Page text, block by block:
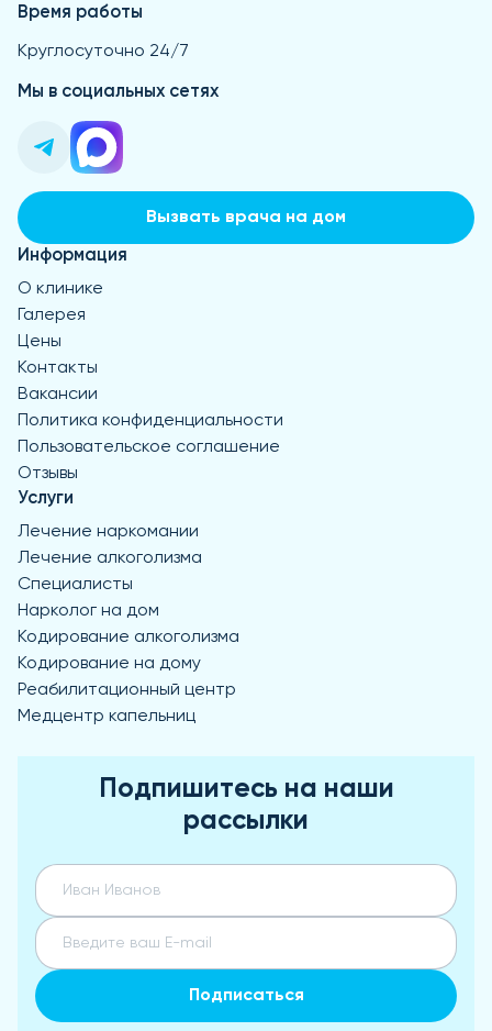
Время работы
Круглосуточно 24/7
Мы в социальных сетях
Вызвать врача на дом
Информация
О клинике
Галерея
Цены
Контакты
Вакансии
Политика конфиденциальности
Пользовательское соглашение
Отзывы
Услуги
Лечение наркомании
Лечение алкоголизма
Специалисты
Нарколог на дом
Кодирование алкоголизма
Кодирование на дому
Реабилитационный центр
Медцентр капельниц
Подпишитесь на наши
рассылки
Подписаться